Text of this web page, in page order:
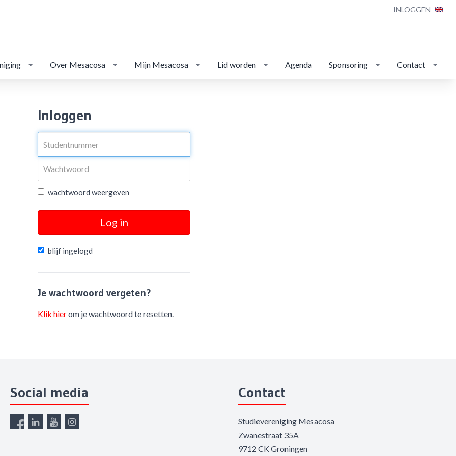
INLOGGEN
Over Mesacosa Mijn Mesacosa Lid worden Agenda Sponsoring Contact
Inloggen
wachtwoord weergeven
Log in
blijf ingelogd
Je wachtwoord vergeten?
Klik hierom je wachtwoord te resetten.
Social media Contact
Studievereniging Mesacosa
Zwanestraat 35A
9712 CK Groningen